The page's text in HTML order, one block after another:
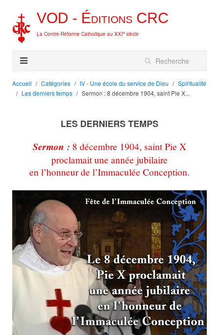
VOD - Éditions CRC
La Contre-Réforme Catholique au XXIe siècle
Accueil Catégories IV - Une école du service de Dieu
Spiritualité
Les derniers temps
Sermon : 8 décembre 1904, saint Pie X...
LES DERNIERS TEMPS
Sermon : 8 décembre 1904, saint Pie X
proclamait une année jubilaire
en l’honneur de l’Immaculée Conception.